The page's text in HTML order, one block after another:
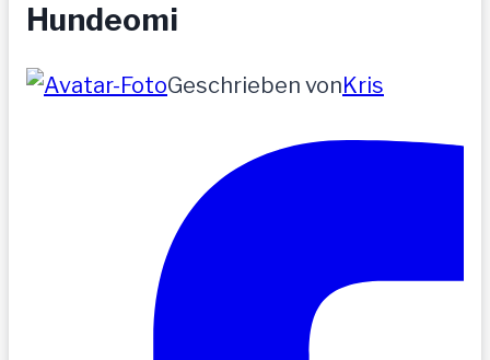
Hundeomi
Geschrieben vonKris